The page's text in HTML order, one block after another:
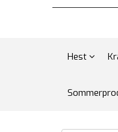
Hest